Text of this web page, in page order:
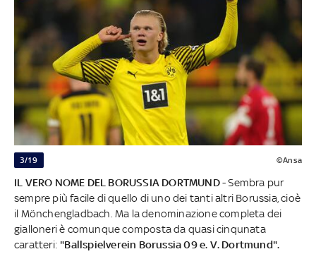
3/19 ©Ansa
IL VERO NOME DEL BORUSSIA DORTMUND- Sembra pur
sempre più facile di quello di uno dei tanti altri Borussia, cioè
il Mönchengladbach. Ma la denominazione completa dei
gialloneri è comunque composta da quasi cinqunata
caratteri: "Ballspielverein Borussia 09 e. V. Dortmund".